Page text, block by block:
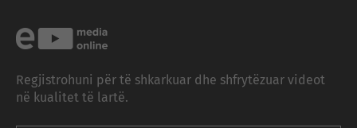
Regjistrohuni për të shkarkuar dhe shfrytëzuar videot
në kualitet të lartë.